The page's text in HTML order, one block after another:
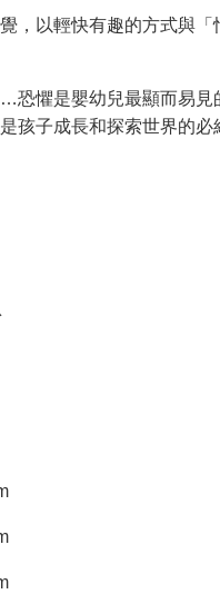
，以輕快有趣的方式與
懼是嬰幼兒最顯而易見
孩子成長和探索世界的必